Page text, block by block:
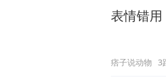
表情错
痞子说动物 3